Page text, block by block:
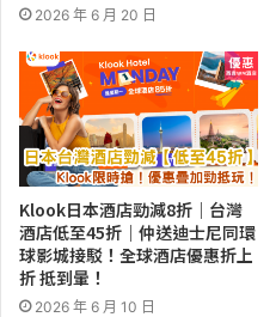
2026 年 6 月 20 日
Klook日本酒店勁減8折｜台灣
酒店低至45折｜仲送迪士尼同環
球影城接駁！全球酒店優惠折上
折 抵到暈！
2026 年 6 月 10 日